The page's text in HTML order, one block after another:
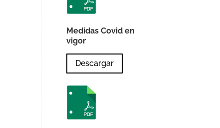
Medidas Covid en
vigor
Descargar